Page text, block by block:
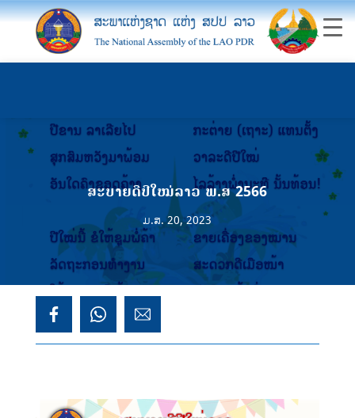
ສະບາຍດີປີໃໝ່ລາວ ພ.ສ 2566
ມ.ສ. 20, 2023